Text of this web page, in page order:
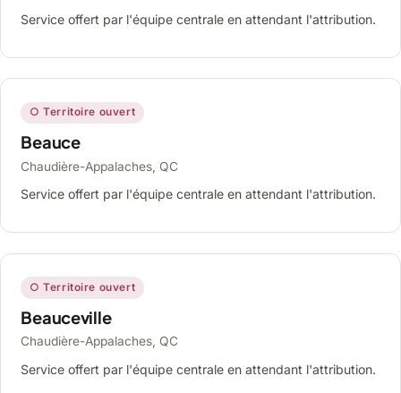
Service offert par l'équipe centrale en attendant l'attribution.
○ Territoire ouvert
Beauce
Chaudière-Appalaches, QC
Service offert par l'équipe centrale en attendant l'attribution.
○ Territoire ouvert
Beauceville
Chaudière-Appalaches, QC
Service offert par l'équipe centrale en attendant l'attribution.